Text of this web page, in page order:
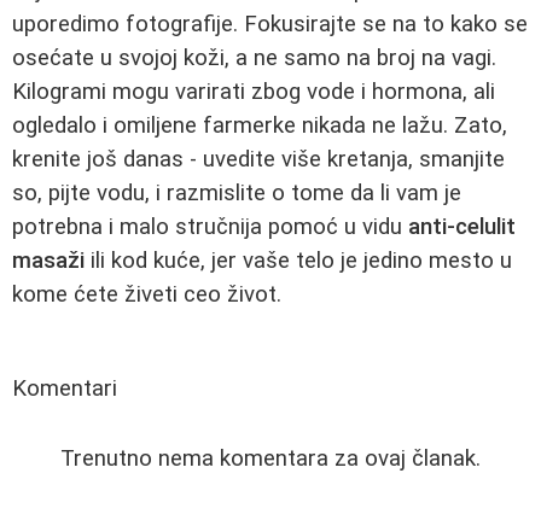
uporedimo fotografije. Fokusirajte se na to kako se
osećate u svojoj koži, a ne samo na broj na vagi.
Kilogrami mogu varirati zbog vode i hormona, ali
ogledalo i omiljene farmerke nikada ne lažu. Zato,
krenite još danas - uvedite više kretanja, smanjite
so, pijte vodu, i razmislite o tome da li vam je
potrebna i malo stručnija pomoć u vidu anti-celulit
masaži ili kod kuće, jer vaše telo je jedino mesto u
kome ćete živeti ceo život.
Komentari
Trenutno nema komentara za ovaj članak.